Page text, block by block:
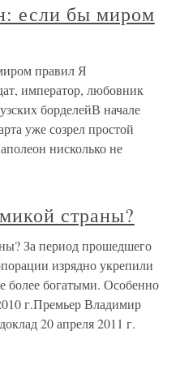
если бы миром
правил Я
император, любовник
борделейВ начале
уже созрел простой
нисколько не
страны?
За период прошедшего
изрядно укрепили
более богатыми. Особенно
г.Премьер Владимир
20 апреля 2011 г.